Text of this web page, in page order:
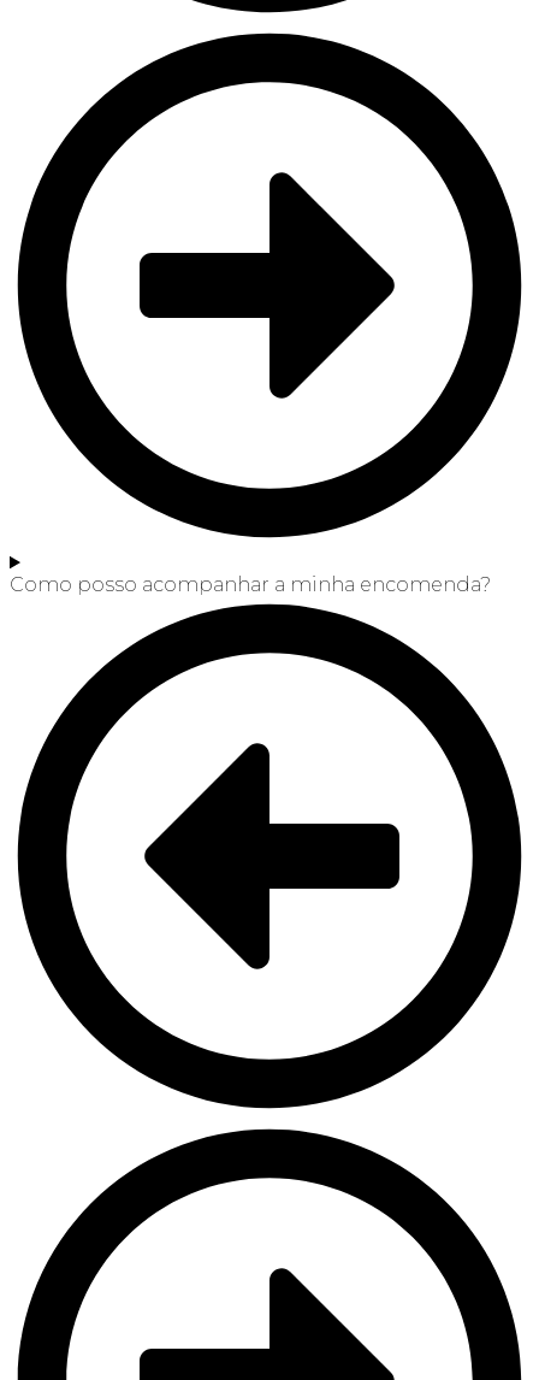
Como posso acompanhar a minha encomenda?